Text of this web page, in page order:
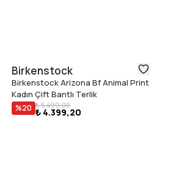
Birkenstock
Birkenstock Arizona Bf Animal Print
Kadın Çift Bantlı Terlik
%20 ₺ 5.499,00
₺ 4.399,20